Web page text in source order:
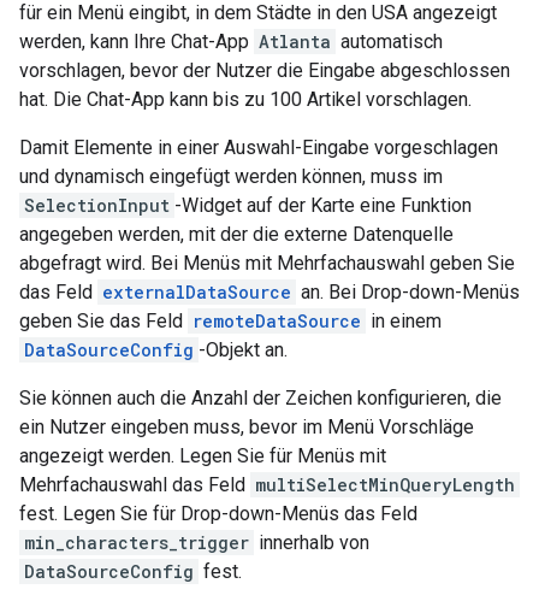
für ein Menü eingibt, in dem Städte in den USA angezeigt
werden, kann Ihre Chat-App Atlanta automatisch
vorschlagen, bevor der Nutzer die Eingabe abgeschlossen
hat. Die Chat-App kann bis zu 100 Artikel vorschlagen.
Damit Elemente in einer Auswahl-Eingabe vorgeschlagen
und dynamisch eingefügt werden können, muss im
SelectionInput -Widget auf der Karte eine Funktion
angegeben werden, mit der die externe Datenquelle
abgefragt wird. Bei Menüs mit Mehrfachauswahl geben Sie
das Feld externalDataSource an. Bei Drop-down-Menüs
geben Sie das Feld remoteDataSource in einem
DataSourceConfig -Objekt an.
Sie können auch die Anzahl der Zeichen konfigurieren, die
ein Nutzer eingeben muss, bevor im Menü Vorschläge
angezeigt werden. Legen Sie für Menüs mit
Mehrfachauswahl das Feld multiSelectMinQueryLength
fest. Legen Sie für Drop-down-Menüs das Feld
min_characters_trigger innerhalb von
DataSourceConfig fest.